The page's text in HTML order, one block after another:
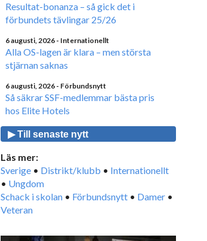
Resultat-bonanza – så gick det i
förbundets tävlingar 25/26
6 augusti, 2026 - Internationellt
Alla OS-lagen är klara – men största
stjärnan saknas
6 augusti, 2026 - Förbundsnytt
Så säkrar SSF-medlemmar bästa pris
hos Elite Hotels
▶ Till senaste nytt
Läs mer:
Sverige • Distrikt/klubb • Internationellt
• Ungdom
Schack i skolan • Förbundsnytt • Damer •
Veteran